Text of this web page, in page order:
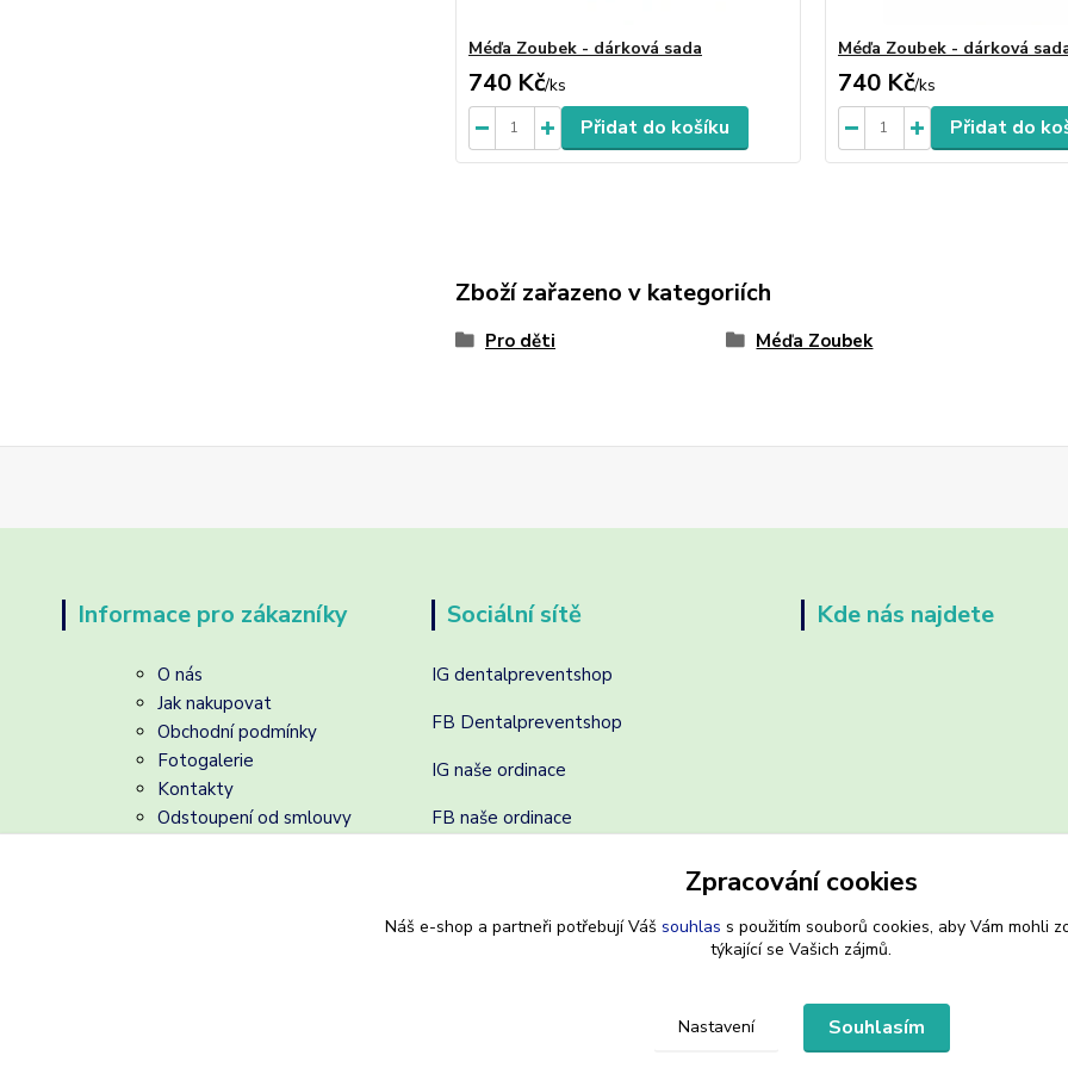
Méďa Zoubek - dárková sada
740 Kč/ks
Přidat do košíku
Méďa Zoubek - dárková
740 Kč/ks
Přidat do
Zboží zařazeno v kategoriích
Pro děti Méďa Zoubek
Informace pro zákazníky
O nás
Jak nakupovat
Obchodní podmínky
Fotogalerie
Kontakty
Odstoupení od smlouvy
Sociální sítě
IG dentalpreventshop
FB Dentalpreventshop
IG naše ordinace
FB naše ordinace
Kde nás najdete
Zpracování cookies
Náš e-shop a partneři potřebují Váš souhlas s použitím souborů cookies, aby Vám mohli
týkající se Vašich zájmů.
Nastavení Souhlasím